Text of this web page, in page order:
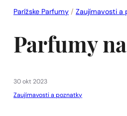
Parížske Parfumy /Zaujímavosti a
Parfumy
30 okt 2023
Zaujímavosti a poznatky